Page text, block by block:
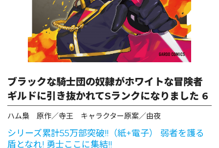
コミックガルド
リキューレ
ブラックな騎士団の奴隷がホワイトな冒険者
ギルドに引き抜かれてSランクになりました 6
ハム梟 原作／寺王 キャラクター原案／由夜
シリーズ累計55万部突破!!（紙+電子） 弱者を護る
盾となれ! 勇士ここに集結!!